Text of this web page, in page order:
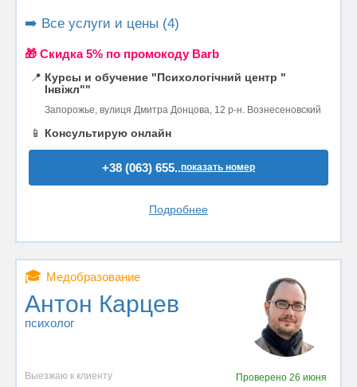
➡️ Все услуги и цены (4)
🎁 Cкидка 5% по промокоду Barb
📍 Курсы и обучение "Психологічний центр "
Інвіжл""
Запорожье, вулиця Дмитра Донцова, 12 р-н. Вознесеновский
📱 Консультирую онлайн
+38 (063) 655..показать номер
Подробнее
🎓 Медобразование
Антон Карцев
психолог
Выезжаю к клиенту Проверено 26 июня